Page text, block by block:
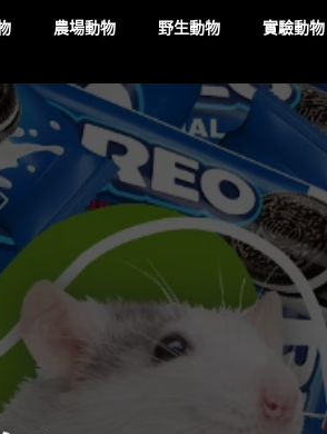
農場動物 野生動物 實驗動物